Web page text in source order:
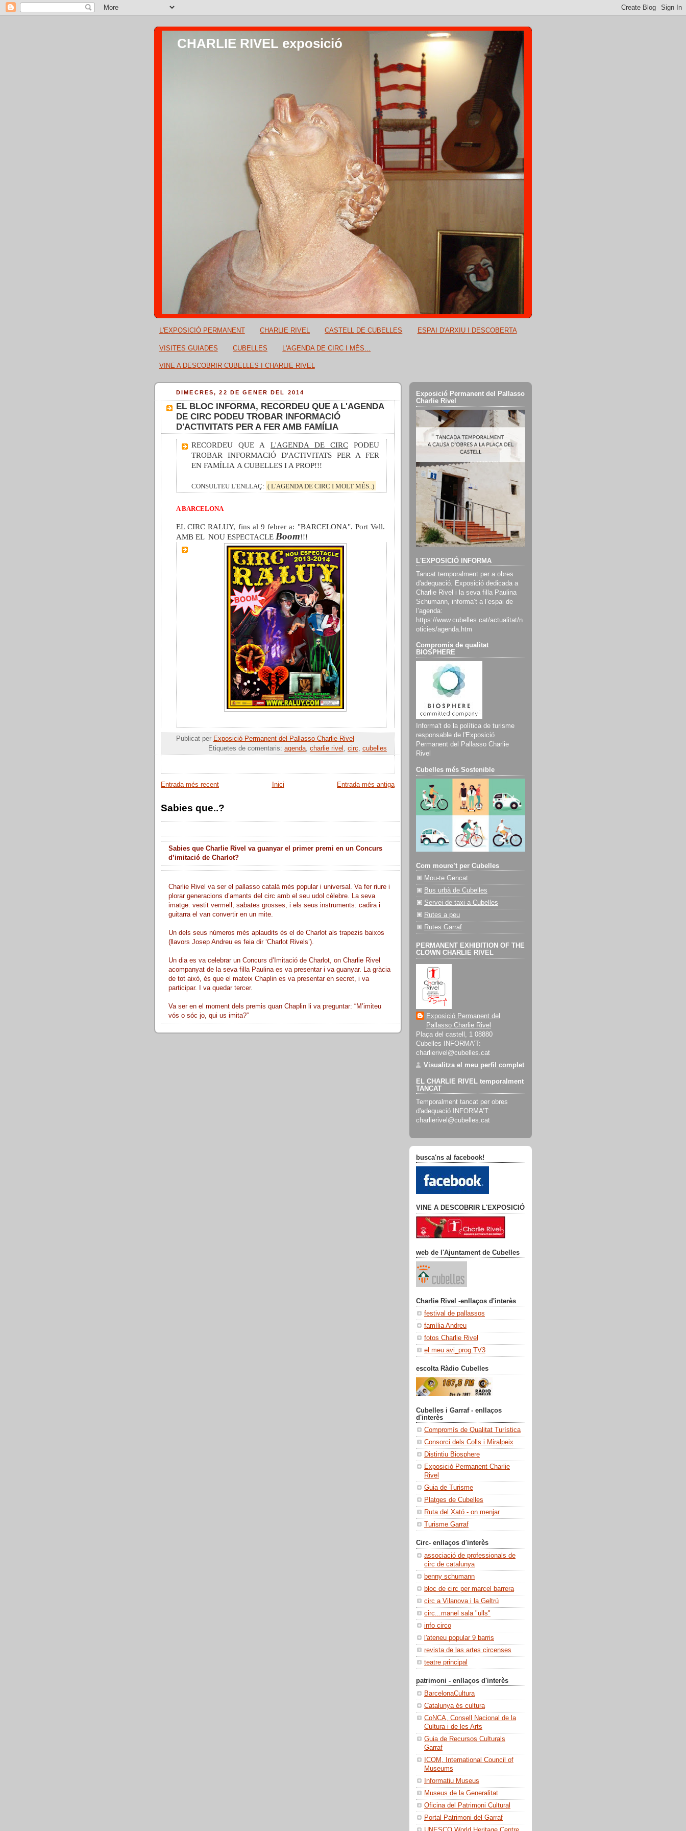
CHARLIE RIVEL exposició
L'EXPOSICIÓ PERMANENT CHARLIE RIVEL CASTELL DE CUBELLES ESPAI D'ARXIU I DESCOBERTA
VISITES GUIADES CUBELLES L'AGENDA DE CIRC I MÉS...
VINE A DESCOBRIR CUBELLES I CHARLIE RIVEL
DIMECRES, 22 DE GENER DEL 2014
EL BLOC INFORMA, RECORDEU QUE A L'AGENDA
DE CIRC PODEU TROBAR INFORMACIÓ
D'ACTIVITATS PER A FER AMB FAMÍLIA
RECORDEU QUE A L'AGENDA DE CIRC PODEU
TROBAR INFORMACIÓ D'ACTIVITATS PER A FER
EN FAMÍLIA A CUBELLES I A PROP!!!
CONSULTEU L'ENLLAÇ: ( L'AGENDA DE CIRC I MOLT MÉS..)
A BARCELONA
EL CIRC RALUY, fins al 9 febrer a: "BARCELONA". PortVell.
AMB EL NOU ESPECTACLE Boom!!!
Publicat per Exposició Permanent del Pallasso Charlie Rivel
Etiquetes de comentaris: agenda, charlie rivel , circ, cubelles
Entrada més recent Entrada més antiga
Inici
Sabies que..?
Sabies que Charlie Rivel va guanyar el primer premi en un Concurs
d’imitació de Charlot?
Charlie Rivel va ser el pallasso català més popular i universal. Va fer riure i
plorar generacions d’amants del circ amb el seu udol cèlebre. La seva
imatge: vestit vermell, sabates grosses, i els seus instruments: cadira i
guitarra el van convertir en un mite.
Un dels seus números més aplaudits és el de Charlot als trapezis baixos
(llavors Josep Andreu es feia dir ‘Charlot Rivels’).
Un dia es va celebrar un Concurs d’Imitació de Charlot, on Charlie Rivel
acompanyat de la seva filla Paulina es va presentar i va guanyar. La gràcia
de tot això, és que el mateix Chaplin es va presentar en secret, i va
participar. I va quedar tercer.
Va ser en el moment dels premis quan Chaplin li va preguntar: “M’imiteu
vós o sóc jo, qui us imita?”
Exposició Permanent del Pallasso
Charlie Rivel
L'EXPOSICIÓ INFORMA
Tancat temporalment per a obres
d'adequació. Exposició dedicada a
Charlie Rivel i la seva filla Paulina
Schumann, informa’t a l’espai de
l’agenda:
https://www.cubelles.cat/actualitat/n
oticies/agenda.htm
Compromís de qualitat
BIOSPHERE
Informa't de la política de turisme
responsable de l'Exposició
Permanent del Pallasso Charlie
Rivel
Cubelles més Sostenible
Com moure’t per Cubelles
Mou-te Gencat
Bus urbà de Cubelles
Servei de taxi a Cubelles
Rutes a peu
Rutes Garraf
PERMANENT EXHIBITION OF THE
CLOWN CHARLIE RIVEL
Exposició Permanent del
Pallasso Charlie Rivel
Plaça del castell, 1 08880
Cubelles INFORMA’T:
charlierivel@cubelles.cat
Visualitza el meu perfil complet
EL CHARLIE RIVEL temporalment
TANCAT
Temporalment tancat per obres
d'adequació INFORMA’T:
charlierivel@cubelles.cat
busca'ns al facebook!
VINE A DESCOBRIR L'EXPOSICIÓ
web de l'Ajuntament de Cubelles
Charlie Rivel -enllaços d'interès
festival de pallassos
família Andreu
fotos Charlie Rivel
el meu avi_prog.TV3
escolta Ràdio Cubelles
Cubelles i Garraf - enllaços
d'interès
Compromís de Qualitat Turística
Consorci dels Colls i Miralpeix
Distintiu Biosphere
Exposició Permanent Charlie
Rivel
Guia de Turisme
Platges de Cubelles
Ruta del Xató - on menjar
Turisme Garraf
Circ- enllaços d'interès
associació de professionals de
circ de catalunya
benny schumann
bloc de circ per marcel barrera
circ a Vilanova i la Geltrú
circ...manel sala "ulls"
info circo
l'ateneu popular 9 barris
revista de las artes circenses
teatre principal
patrimoni - enllaços d'interès
BarcelonaCultura
Catalunya és cultura
CoNCA, Consell Nacional de la
Cultura i de les Arts
Guia de Recursos Culturals
Garraf
ICOM, International Council of
Museums
Informatiu Museus
Museus de la Generalitat
Oficina del Patrimoni Cultural
Portal Patrimoni del Garraf